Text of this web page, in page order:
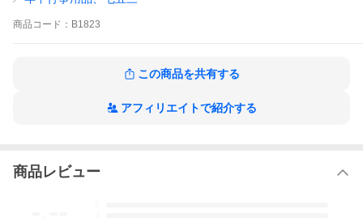
※こちらの商品は作り帯・筥迫セット・草履・バッグのレンタル
です。
商品 コード： B1823
この商品を共有する
アフィリエイトで紹介する
商品レビュー